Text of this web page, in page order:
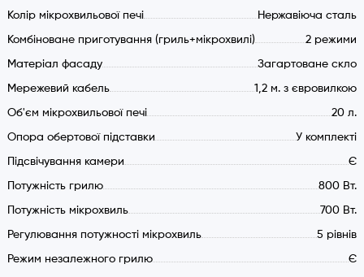
Потужність мікрохвиль (макс.) 700 Вт.
Потужність гриля (макс.) 800 Вт.
Мережевий кабель з вилкою VDE
Функції нагрівання:
Швидкий старт (+60 сек.)
Розморожування за вагою
5 рівнів регулювання потужності мікрохвиль
Режим незалежного грилю
2 режими комбінованого приготування (гриль +
Колір мікрохвильової печі Нержавіюча сталь
Комбіноване приготування (гриль+мікрохвилі) 2 режими
Матеріал фасаду Загартоване скло
Мережевий кабель 1,2 м. з євровилкою
Об'єм мікрохвильової печі 20 л.
Опора обертової підставки У комплекті
Підсвічування камери Є
Потужність грилю 800 Вт.
Потужність мікрохвиль 700 Вт.
Регулювання потужності мікрохвиль 5 рівнів
Режим незалежного грилю Є